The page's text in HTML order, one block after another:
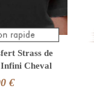
Strass de
Cheval
€